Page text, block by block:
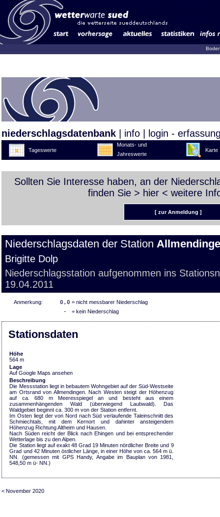
niederschlagsdatenbank info login -
Tageswerte
Monats- und
Jahreswerte
Karte
Sollten Sie Interesse haben, an der
finden Sie > hier < weitere
[ zur Anmeldung ]
Niederschlagsdaten der Station
Brigitte Dolp
Niederschlagsstation aufgenommen ins
19.04.2011
Anmerkung: 0,0 = nicht messbarer Niederschlag
- = kein Niederschlag
Stationsdaten
Höhe
564 m
Lage
Auf Google Maps ansehen
Beschreibung
Die Messstation liegt in bebautem Wohngebiet auf der Süd-Westseite
am Ortsrand von Allmendingen. Nach Westen steigt der Höhenzug
auf ca. 680 m Meeresspiegel an und besteht aus einem
zusammenhängenden Wald (überwiegend Laubwald). Das
Waldgebiet beginnt ca. 300 m von der Station entfernt.
Im Osten liegt der von Nord nach Süd verlaufende Taleinschnitt des
Schmiechtals, mit dem Kernort und dahinter ansteigendem
Höhenzug Richtung Altheim und Hausen.
Nach Süden reicht der Blick nach Ehingen und bei entsprechender
Wetterlage bis zu den Alpen.
Die Station liegt auf exakt 48 Grad 19 Minuten nördlicher Breite und 9
Grad und 42 Minuten östlicher Länge, in einer Höhe von ca. 564 m ü.
NN. (gemessen mit GPS Handy, Angabe im Bauplan von 1981,
548,50 m ü- NN.)
< November 2020